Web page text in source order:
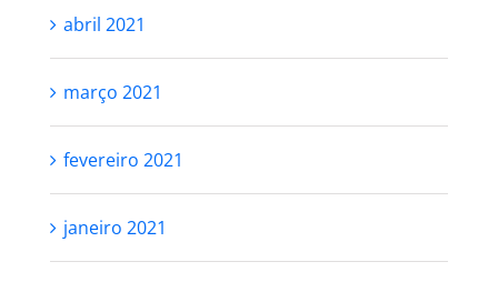
abril 2021
março 2021
fevereiro 2021
janeiro 2021